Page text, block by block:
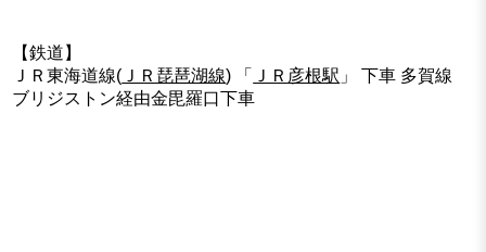
【鉄道】
ＪＲ東海道線( ＪＲ琵琶湖線) 「 ＪＲ彦根駅 」 下車 多賀線
ブリジストン経由金毘羅口下車